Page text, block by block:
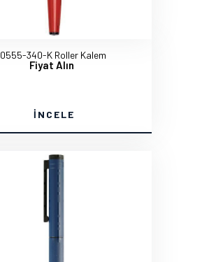
0555-340-K Roller Kalem
Fiyat Alın
İNCELE